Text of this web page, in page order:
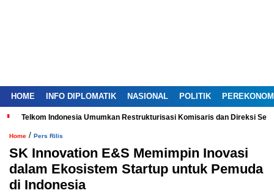
HOME INFO DIPLOMATIK NASIONAL POLITIK
Telkom Indonesia Umumkan Restrukturisasi Komisaris dan Direksi
Home / Pers Rilis
SK Innovation E&S Memimpin Inovasi
dalam Ekosistem Startup untuk Pemuda
di Indonesia